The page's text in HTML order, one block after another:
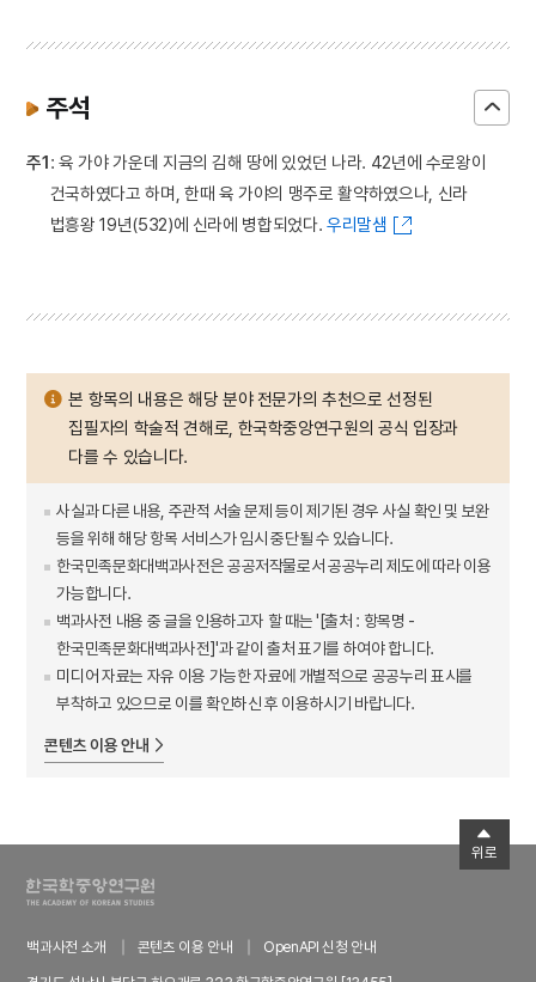
주석
주1 : 육 가야 가운데 지금의 김해 땅에 있었던 나라. 42년에 수로왕이
건국하였다고 하며, 한때 육 가야의 맹주로 활약하였으나, 신라
법흥왕 19년(532)에 신라에 병합되었다. 우리말샘
본 항목의 내용은 해당 분야 전문가의 추천으로 선정된
집필자의 학술적 견해로, 한국학중앙연구원의 공식 입장과
다를 수 있습니다.
사실과 다른 내용, 주관적 서술 문제 등이 제기된 경우 사실 확인 및 보완
등을 위해 해당 항목 서비스가 임시 중단될 수 있습니다.
한국민족문화대백과사전은 공공저작물로서 공공누리 제도에 따라 이용
가능합니다.
백과사전 내용 중 글을 인용하고자 할 때는 '[출처 : 항목명 -
한국민족문화대백과사전]'과 같이 출처 표기를 하여야 합니다.
미디어 자료는 자유 이용 가능한 자료에 개별적으로 공공누리 표시를
부착하고 있으므로 이를 확인하신 후 이용하시기 바랍니다.
콘텐츠 이용 안내
백과사전 소개 콘텐츠 이용 안내
OpenAPI 신청 안내
위로